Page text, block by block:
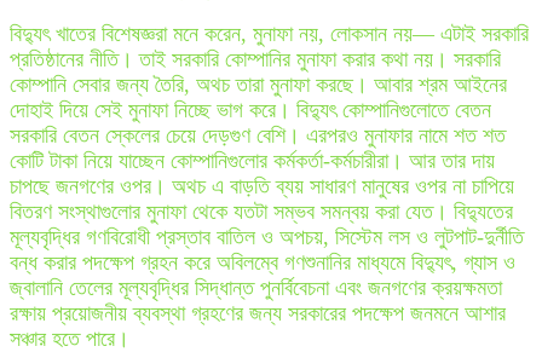
বিদ্যুৎ খাতের বিশেষজ্ঞরা মনে করেন, মুনাফা নয়, লোকসান নয়— এটাই সরকারি
প্রতিষ্ঠানের নীতি। তাই সরকারি কোম্পানির মুনাফা করার কথা নয়। সরকারি
কোম্পানি সেবার জন্য তৈরি, অথচ তারা মুনাফা করছে। আবার শ্রম আইনের
দোহাই দিয়ে সেই মুনাফা নিচ্ছে ভাগ করে। বিদ্যুৎ কোম্পানিগুলোতে বেতন
সরকারি বেতন স্কেলের চেয়ে দেড়গুণ বেশি। এরপরও মুনাফার নামে শত শত
কোটি টাকা নিয়ে যাচ্ছেন কোম্পানিগুলোর কর্মকর্তা-কর্মচারীরা। আর তার দায়
চাপছে জনগণের ওপর। অথচ এ বাড়তি ব্যয় সাধারণ মানুষের ওপর না চাপিয়ে
বিতরণ সংস্থাগুলোর মুনাফা থেকে যতটা সম্ভব সমন্বয় করা যেত। বিদ্যুতের
মূল্যবৃদ্ধির গণবিরোধী প্রস্তাব বাতিল ও অপচয়, সিস্টেম লস ও লুটপাট-দুর্নীতি
বন্ধ করার পদক্ষেপ গ্রহন করে অবিলম্বে গণশুনানির মাধ্যমে বিদ্যুৎ, গ্যাস ও
জ্বালানি তেলের মূল্যবৃদ্ধির সিদ্ধান্ত পুনর্বিবেচনা এবং জনগণের ক্রয়ক্ষমতা
রক্ষায় প্রয়োজনীয় ব্যবস্থা গ্রহণের জন্য সরকারের পদক্ষেপ জনমনে আশার
সঞ্চার হতে পারে।